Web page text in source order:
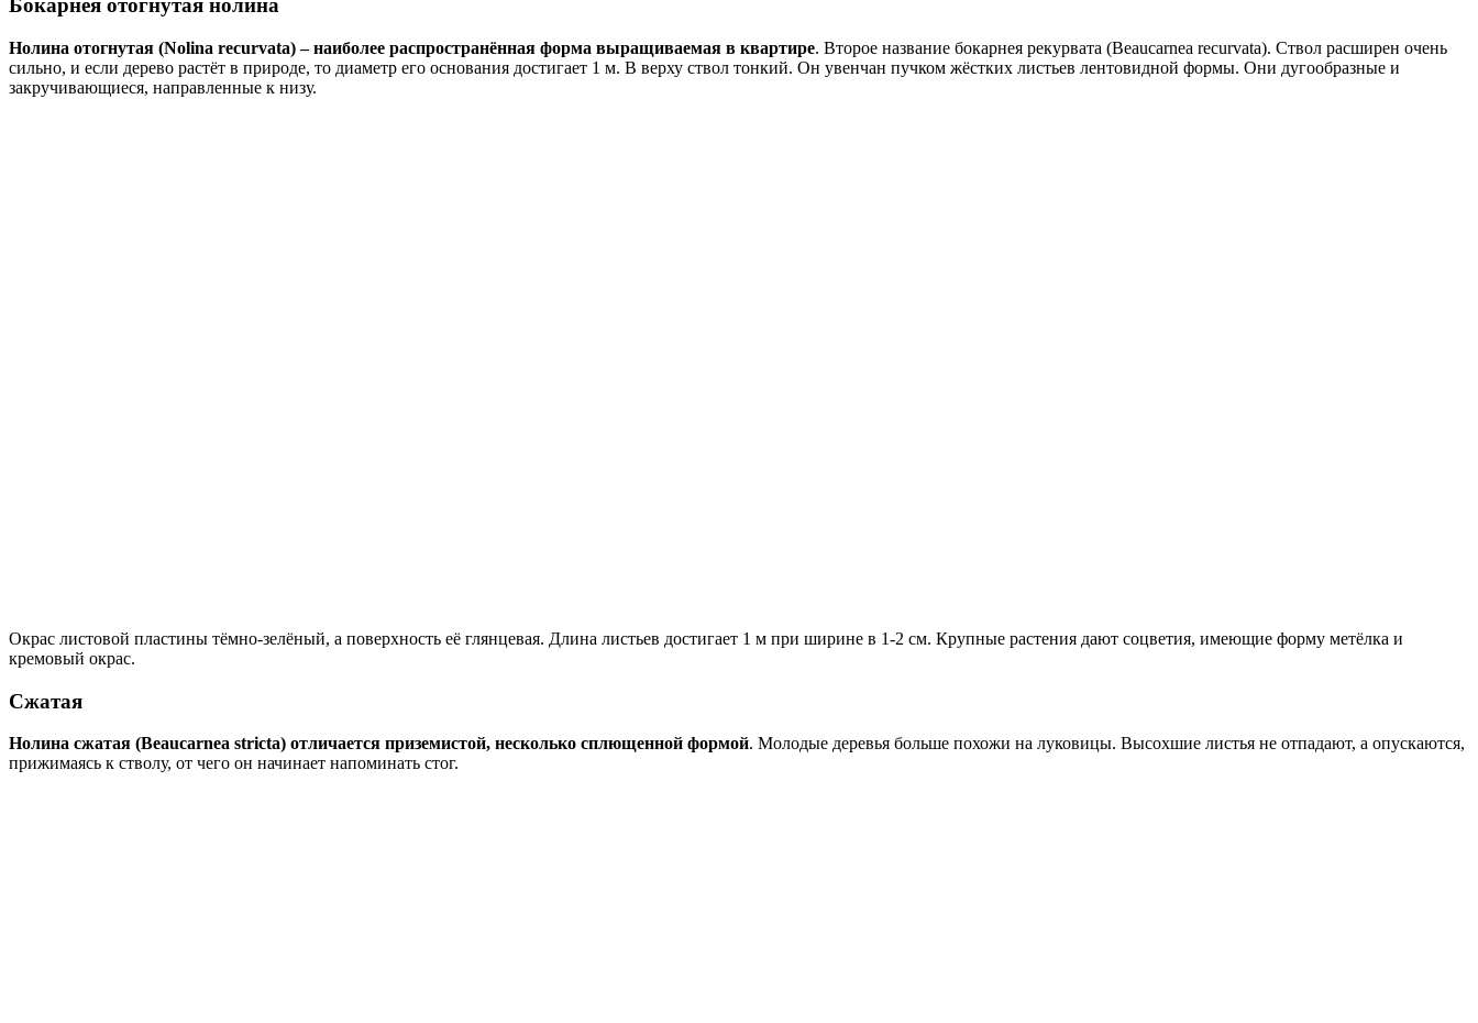
Бокарнея отогнутая нолина
Нолина отогнутая (Nolina recurvata) – наиболее распространённая форма выращиваемая в квартире. Второе название бокарнея рекурвата (Beaucarnea recurvata). Ствол расширен очень
сильно, и если дерево растёт в природе, то диаметр его основания достигает 1 м. В верху ствол тонкий. Он увенчан пучком жёстких листьев лентовидной формы. Они дугообразные и
закручивающиеся, направленные к низу.
Окрас листовой пластины тёмно-зелёный, а поверхность её глянцевая. Длина листьев достигает 1 м при ширине в 1-2 см. Крупные растения дают соцветия, имеющие форму метёлка и
кремовый окрас.
Сжатая
Нолина сжатая (Beaucarnea stricta) отличается приземистой, несколько сплющенной формой. Молодые деревья больше похожи на луковицы. Высохшие листья не отпадают, а опускаются,
прижимаясь к стволу, от чего он начинает напоминать стог.